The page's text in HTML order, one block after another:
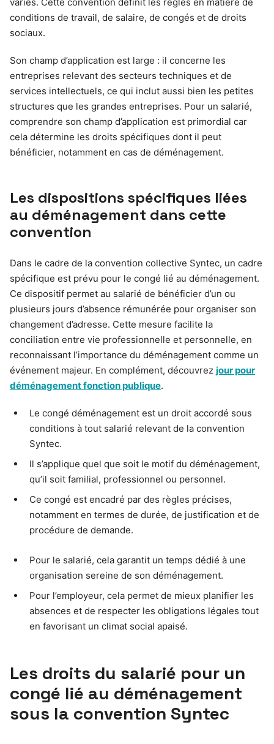
conditions de travail, de salaire, de congés et de droits
sociaux.
Son champ d’application est large : il concerne les
entreprises relevant des secteurs techniques et de
services intellectuels, ce qui inclut aussi bien les petites
structures que les grandes entreprises. Pour un salarié,
comprendre son champ d’application est primordial car
cela détermine les droits spécifiques dont il peut
bénéficier, notamment en cas de déménagement.
Les dispositions spécifiques liées
au déménagement dans cette
convention
Dans le cadre de la convention collective Syntec, un cadre
spécifique est prévu pour le congé lié au déménagement.
Ce dispositif permet au salarié de bénéficier d’un ou
plusieurs jours d’absence rémunérée pour organiser son
changement d’adresse. Cette mesure facilite la
conciliation entre vie professionnelle et personnelle, en
reconnaissant l’importance du déménagement comme un
événement majeur. En complément, découvrez jour pour
déménagement fonction publique.
Le congé déménagement est un droit accordé sous
conditions à tout salarié relevant de la convention
Syntec.
Il s’applique quel que soit le motif du déménagement,
qu’il soit familial, professionnel ou personnel.
Ce congé est encadré par des règles précises,
notamment en termes de durée, de justification et de
procédure de demande.
Pour le salarié, cela garantit un temps dédié à une
organisation sereine de son déménagement.
Pour l’employeur, cela permet de mieux planifier les
absences et de respecter les obligations légales tout
en favorisant un climat social apaisé.
Les droits du salarié pour un
congé lié au déménagement
sous la convention Syntec